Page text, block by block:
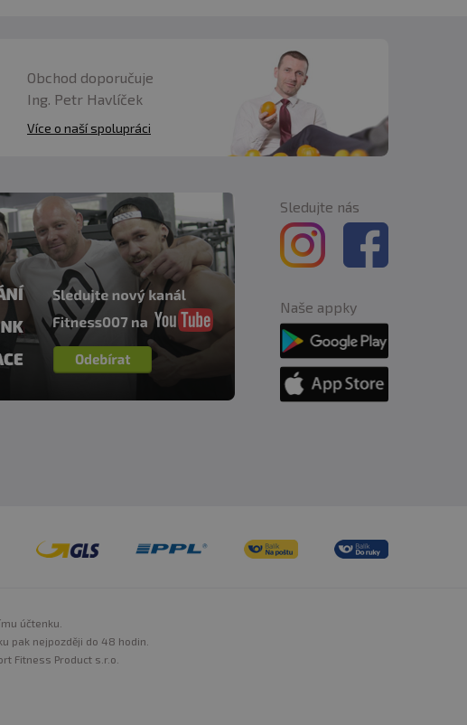
Obchod doporučuje
Ing. Petr Havlíček
Více o naší spolupráci
Sledujte nás
Naše appky
účtenku.
pak nejpozději do 48 hodin.
Fitness Product s.r.o.